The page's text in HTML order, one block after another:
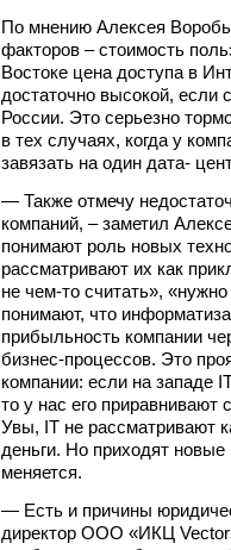
По мнению Алексея
факторов – стоимость
Востоке цена доступа в
достаточно высокой, если
России. Это серьезно
в тех случаях, когда у
завязать на один дата-
— Также отмечу
компаний, – заметил
понимают роль новых
рассматривают их как
не чем-то считать»,
понимают, что
прибыльность компании
бизнес-процессов. Это
компании: если на западе
то у нас его
Увы, IT не рассматривают
деньги. Но приходят новые
меняется.
— Есть и причины
директор ООО «ИКЦ